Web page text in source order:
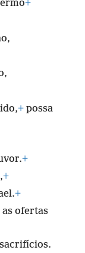
+
+ possa
+
+
+
as ofertas